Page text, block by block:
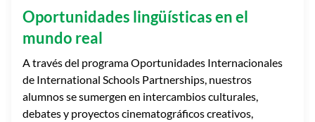
Oportunidades lingüísticas en el
mundo real
A través del programa Oportunidades Internacionales
de International Schools Partnerships, nuestros
alumnos se sumergen en intercambios culturales,
debates y proyectos cinematográficos creativos,